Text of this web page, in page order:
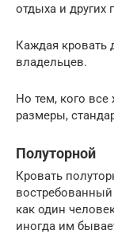
отдыха и других
Каждая кровать
владельцев.
Но тем, кого все
размеры,
Полуторной
Кровать
как один
иногда им